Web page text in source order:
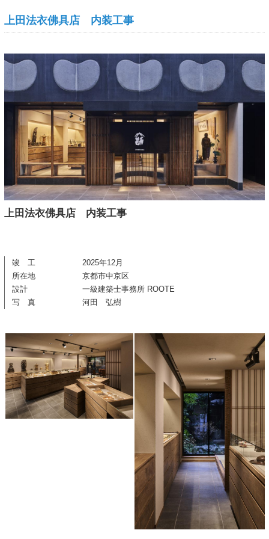
上田法衣佛具店 内装工事
上田法衣佛具店 内装工事
竣 工
2025年12月
所在地
京都市中京区
設計
一級建築士事務所 ROOTE
写 真
河田 弘樹